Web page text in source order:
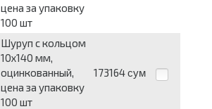
цена за упаковку
100 шт
Шуруп с кольцом
10х140 мм,
оцинкованный,
цена за упаковку
100 шт
173164 сум